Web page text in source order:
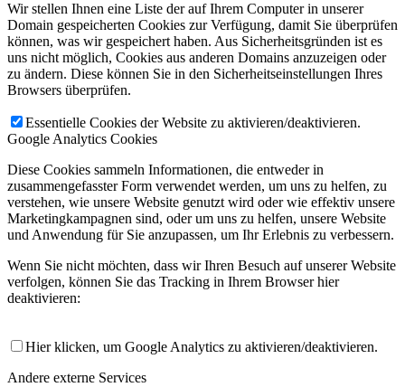
Wir stellen Ihnen eine Liste der auf Ihrem Computer in unserer
Domain gespeicherten Cookies zur Verfügung, damit Sie überprüfen
können, was wir gespeichert haben. Aus Sicherheitsgründen ist es
uns nicht möglich, Cookies aus anderen Domains anzuzeigen oder
zu ändern. Diese können Sie in den Sicherheitseinstellungen Ihres
Browsers überprüfen.
Essentielle Cookies der Website zu aktivieren/deaktivieren.
Google Analytics Cookies
Diese Cookies sammeln Informationen, die entweder in
zusammengefasster Form verwendet werden, um uns zu helfen, zu
verstehen, wie unsere Website genutzt wird oder wie effektiv unsere
Marketingkampagnen sind, oder um uns zu helfen, unsere Website
und Anwendung für Sie anzupassen, um Ihr Erlebnis zu verbessern.
Wenn Sie nicht möchten, dass wir Ihren Besuch auf unserer Website
verfolgen, können Sie das Tracking in Ihrem Browser hier
deaktivieren:
Hier klicken, um Google Analytics zu aktivieren/deaktivieren.
Andere externe Services